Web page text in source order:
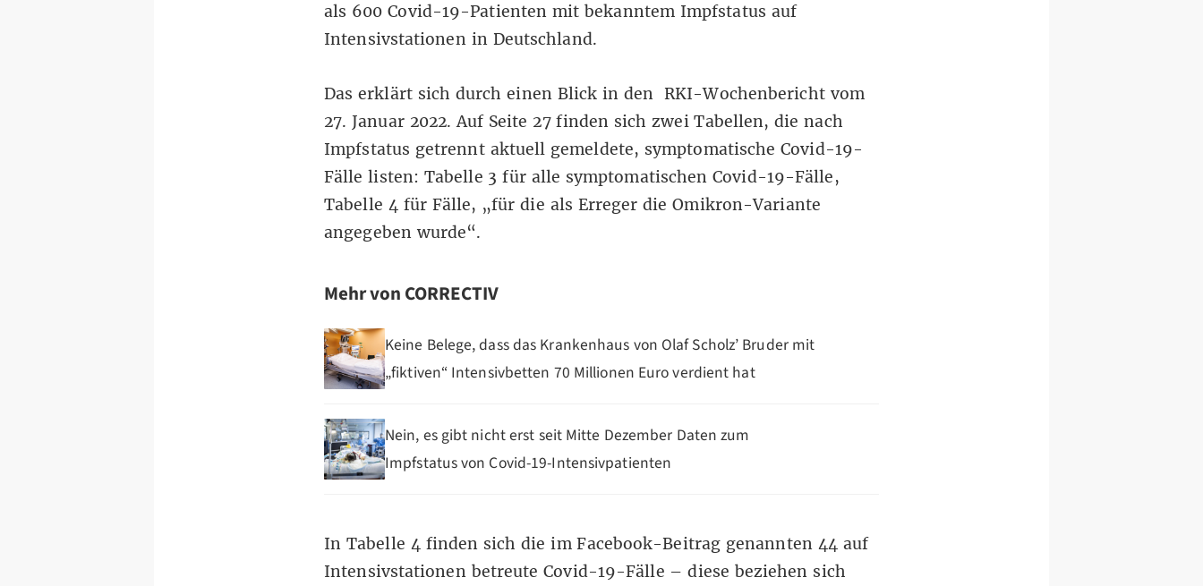
als 600 Covid-19-Patienten mit bekanntem Impfstatus auf
Intensivstationen in Deutschland.
Das erklärt sich durch einen Blick in denRKI-Wochenbericht vom
27. Januar 2022. Auf Seite 27 finden sich zwei Tabellen, die nach
Impfstatus getrennt aktuell gemeldete, symptomatische Covid-19-
Fälle listen: Tabelle 3 für alle symptomatischen Covid-19-Fälle,
Tabelle 4 für Fälle, „für die als Erreger die Omikron-Variante
angegeben wurde“.
Mehr von CORRECTIV
Keine Belege, dass das Krankenhaus von Olaf Scholz’ Bruder mit
„fiktiven“ Intensivbetten 70 Millionen Euro verdient hat
Nein, es gibt nicht erst seit Mitte Dezember Daten zum
Impfstatus von Covid-19-Intensivpatienten
In Tabelle 4 finden sich die im Facebook-Beitrag genannten 44 auf
Intensivstationen betreute Covid-19-Fälle – diese beziehen sich